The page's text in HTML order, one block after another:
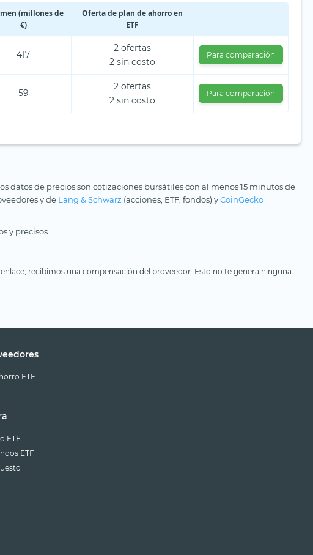
(millones de
€)
Oferta de plan de ahorro en
ETF
417
2 ofertas
2 sin costo
Para comparación
59
2 ofertas
2 sin costo
Para comparación
datos de precios son cotizaciones bursátiles con al menos 15 minutos de
y de Lang & Schwarz (acciones, ETF, fondos) yCoinGecko
y precisos.
recibimos una compensación del proveedor. Esto no te genera ninguna
ETF
ETF
ETF